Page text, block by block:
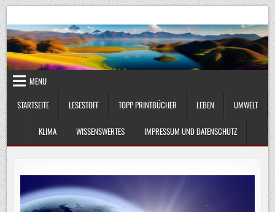
Skip
to
content
UmweltKlima.com
MENU
STARTSEITE
LESESTOFF TOPP PRINTBÜCHER LEBEN UMWELT
KLIMA WISSENSWERTES IMPRESSUM UND DATENSCHUTZ